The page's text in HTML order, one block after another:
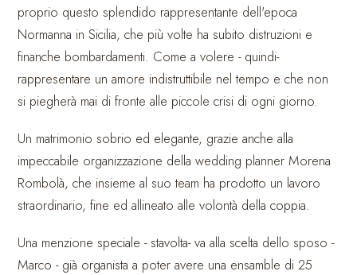
proprio questo splendido rappresentante dell'epoca
Normanna in Sicilia, che più volte ha subito distruzioni e
finanche bombardamenti. Come a volere - quindi-
rappresentare un amore indistruttibile nel tempo e che non
si piegherà mai di fronte alle piccole crisi di ogni giorno.
Un matrimonio sobrio ed elegante, grazie anche alla
impeccabile organizzazione della wedding planner Morena
Rombolà, che insieme al suo team ha prodotto un lavoro
straordinario, fine ed allineato alle volontà della coppia.
Una menzione speciale - stavolta- va alla scelta dello sposo -
Marco - già organista a poter avere una ensamble di 25